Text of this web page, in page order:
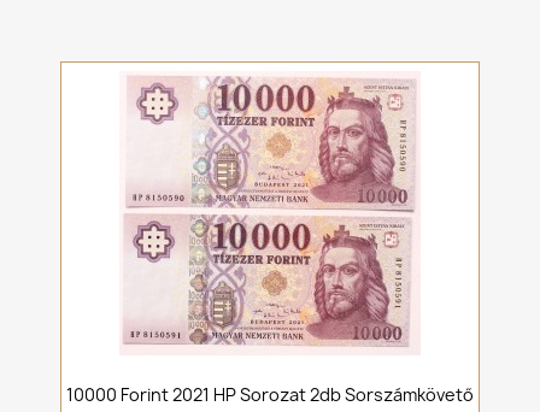
10000 Forint 2021 HP Sorozat 2db Sorszámkövető